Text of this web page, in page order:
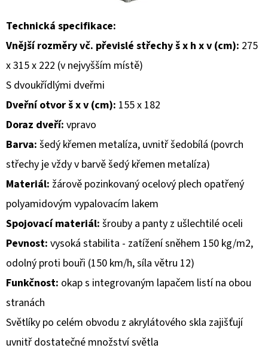
Technická specifikace:
Vnější rozměry vč. převislé střechy š x h x v (cm): 275
x 315 x 222 (v nejvyšším místě)
S dvoukřídlými dveřmi
Dveřní otvor š x v (cm): 155 x 182
Doraz dveří: vpravo
Barva: šedý křemen metalíza, uvnitř šedobílá (povrch
střechy je vždy v barvě šedý křemen metalíza)
Materiál: žárově pozinkovaný ocelový plech opatřený
polyamidovým vypalovacím lakem
Spojovací materiál: šrouby a panty z ušlechtilé oceli
Pevnost: vysoká stabilita - zatížení sněhem 150 kg/m2,
odolný proti bouři (150 km/h, síla větru 12)
Funkčnost: okap s integrovaným lapačem listí na obou
stranách
Světlíky po celém obvodu z akrylátového skla zajišťují
uvnitř dostatečné množství světla
?
HLEDAT
D
O
O
R
U
Č
U
J
E
M
E